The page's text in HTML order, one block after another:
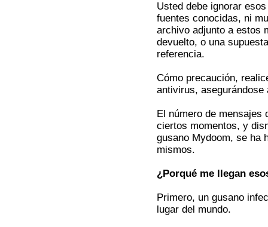
Usted debe ignorar
fuentes conocidas, ni
archivo adjunto a estos
devuelto, o una
referencia.
Cómo precaución,
antivirus,
El número de mensajes
ciertos momentos, y
gusano Mydoom, se ha
mismos.
¿Porqué me llegan
Primero, un gusano
lugar del mundo.